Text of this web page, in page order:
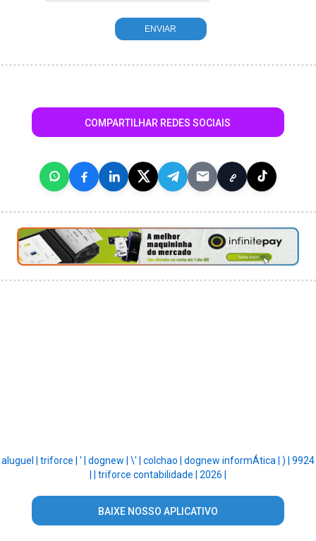
COMPARTILHAR REDES SOCIAIS
aluguel | triforce | ' | dognew | \' | colchao | dognew informÁtica | ) | 9924
triforce contabilidade | 2026 |
BAIXE NOSSO APLICATIVO